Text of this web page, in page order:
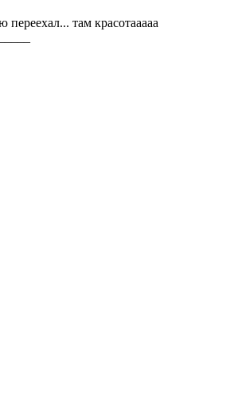
переехал... там красотааааа